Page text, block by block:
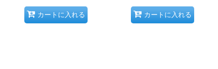
カートに入れる カートに入れる